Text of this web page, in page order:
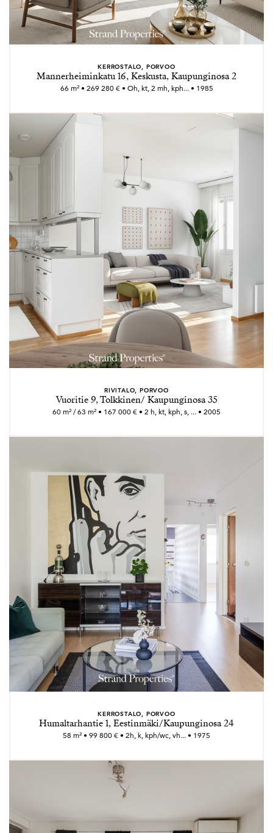
KERROSTALO, PORVOO
Mannerheiminkatu 16, Keskusta, Kaupunginosa 2
66 m² • 269 280 € • Oh, kt, 2 mh, kph... • 1985
RIVITALO, PORVOO
Vuoritie 9, Tolkkinen/ Kaupunginosa 35
60 m² / 63 m² • 167 000 € • 2 h, kt, kph, s, ... • 2005
KERROSTALO, PORVOO
Humaltarhantie 1, Eestinmäki/Kaupunginosa 24
58 m² • 99 800 € • 2h, k, kph/wc, vh... • 1975